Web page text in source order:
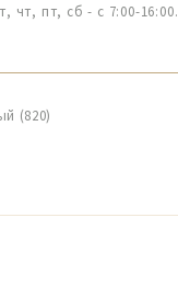
чт, пт, сб - с 7:00-16:00.
(820)